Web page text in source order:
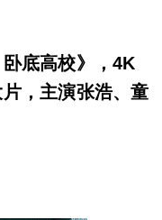
底高校》，4K
，主演张浩、童